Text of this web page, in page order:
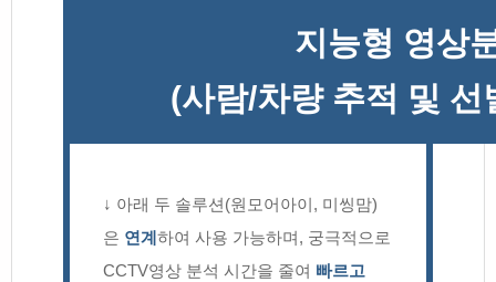
지능형 영상
(사람/차량 추적 및
↓ 아래 두 솔루션(원모어아이, 미씽맘)
은 연계하여 사용 가능하며, 궁극적으로
CCTV영상 분석 시간을 줄여 빠르고